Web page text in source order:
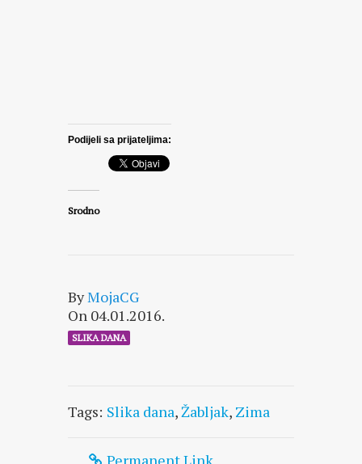
Podijeli sa prijateljima:
Srodno
ByMojaCG
On 04.01.2016.
SLIKA DANA
Tags: Slika dana,Žabljak, Zima
Permanent Link